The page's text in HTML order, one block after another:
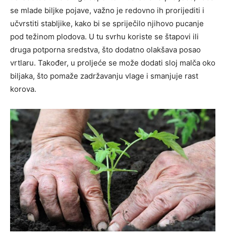
se mlade biljke pojave, važno je redovno ih prorijediti i
učvrstiti stabljike, kako bi se spriječilo njihovo pucanje
pod težinom plodova. U tu svrhu koriste se štapovi ili
druga potporna sredstva, što dodatno olakšava posao
vrtlaru. Također, u proljeće se može dodati sloj malča oko
biljaka, što pomaže zadržavanju vlage i smanjuje rast
korova.